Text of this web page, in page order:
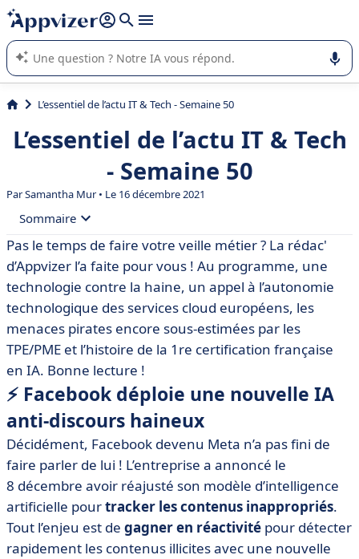
répondre (plusieurs lignes avec
L'IA de Appvizer vous guide dans l'utilisation ou la sélection de
logiciel SaaS en entreprise.
L’essentiel de l’actu IT & Tech - Semaine 50
L’essentiel de l’actu IT & Tech
- Semaine 50
ParSamantha Mur• Le 16 décembre 2021
Sommaire
• ⚡️ Facebook déploie une nouvelle IA anti-discours
haineux
• ☁️ Euclidia appelle à un moratoire sur les stratégies
nationales pour le cloud
• 🏴‍☠️ [Étude] Les TPE et PME surestiment leur niveau de
protection face aux cyberattaques
• 🔐 Les dépenses dans les solutions de sécurité dans le
cloud devraient augmenter en 2022
dans la Tech européenne
• 🦾 [L’instant tech] Comment Axionable a obtenu la
première certification française en IA
• 🇫🇷 OVHCloud dans le SBF120 : un premier pas vers
le CAC40 pour une startup de la French Tech ?
Pas le temps de faire votre veille métier ? La rédac'
d’Appvizer l’a faite pour vous ! Au programme, une
technologie contre la haine, un appel à l’autonomie
technologique des services cloud européens, les
menaces pirates encore sous-estimées par les
TPE/PME et l’histoire de la 1re certification française
en IA. Bonne lecture !
⚡️ Facebook déploie une nouvelle IA
anti-discours haineux
Décidément, Facebook devenu Meta n’a pas fini de
faire parler de lui ! L’entreprise a annoncé le
8 décembre avoir réajusté son modèle d’intelligence
artificielle pourtracker les contenus inappropriés.
Tout l’enjeu est de gagner en réactivité pour détecter
rapidement les contenus illicites avec une nouvelle